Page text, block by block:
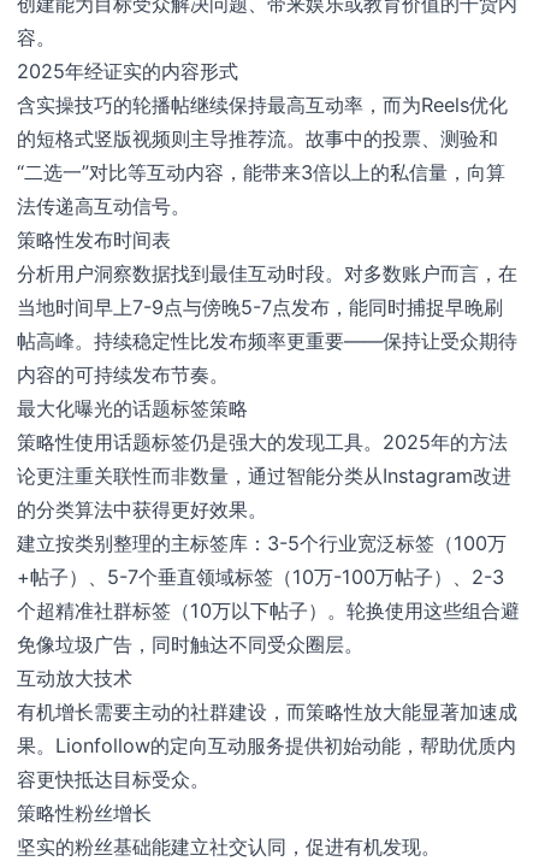
容。
2025年经证实的内容形式
含实操技巧的轮播帖继续保持最高互动率，而为Reels优化
的短格式竖版视频则主导推荐流。故事中的投票、测验和
“二选一”对比等互动内容，能带来3倍以上的私信量，向算
法传递高互动信号。
策略性发布时间表
分析用户洞察数据找到最佳互动时段。对多数账户而言，在
当地时间早上7-9点与傍晚5-7点发布，能同时捕捉早晚刷
帖高峰。持续稳定性比发布频率更重要——保持让受众期待
内容的可持续发布节奏。
最大化曝光的话题标签策略
策略性使用话题标签仍是强大的发现工具。2025年的方法
论更注重关联性而非数量，通过智能分类从Instagram改进
的分类算法中获得更好效果。
建立按类别整理的主标签库：3-5个行业宽泛标签（100万
+帖子）、5-7个垂直领域标签（10万-100万帖子）、2-3
个超精准社群标签（10万以下帖子）。轮换使用这些组合避
免像垃圾广告，同时触达不同受众圈层。
互动放大技术
有机增长需要主动的社群建设，而策略性放大能显著加速成
果。Lionfollow的定向互动服务提供初始动能，帮助优质内
容更快抵达目标受众。
策略性粉丝增长
坚实的粉丝基础能建立社交认同，促进有机发现。